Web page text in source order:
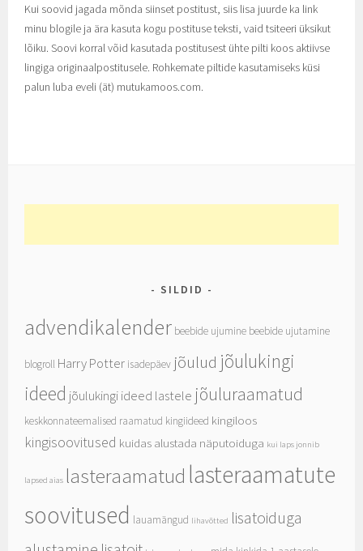
Kui soovid jagada mõnda siinset postitust, siis lisa juurde ka link
minu blogile ja ära kasuta kogu postituse teksti, vaid tsiteeri üksikut
lõiku. Soovi korral võid kasutada postitusest ühte pilti koos aktiivse
lingiga originaalpostitusele. Rohkemate piltide kasutamiseks küsi
palun luba eveli (ät) mutukamoos.com.
SILDID
advendikalender beebide ujumine beebide ujutamine
blogroll Harry Potter isadepäev jõulud jõulukingi
ideed jõulukingi ideed lastele jõuluraamatud
keskkonnateemalised raamatud kingiideed kingiloos
kingisoovitused kuidas alustada näputoiduga kui laps jonnib
lapsed aias lasteraamatud lasteraamatute
soovitused lauamängud lihavõtted lisatoiduga